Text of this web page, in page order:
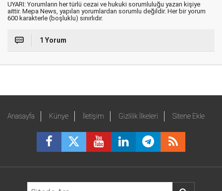
UYARI: Yorumların her türlü cezai ve hukuki sorumluluğu yazan kişiye
aittir. Mepa News, yapılan yorumlardan sorumlu değildir. Her bir yorum
600 karakterle (boşluklu) sınırlıdır.
1 Yorum
Anasayfa Künye İletişim Gizlilik İlkeleri Sitene Ekle